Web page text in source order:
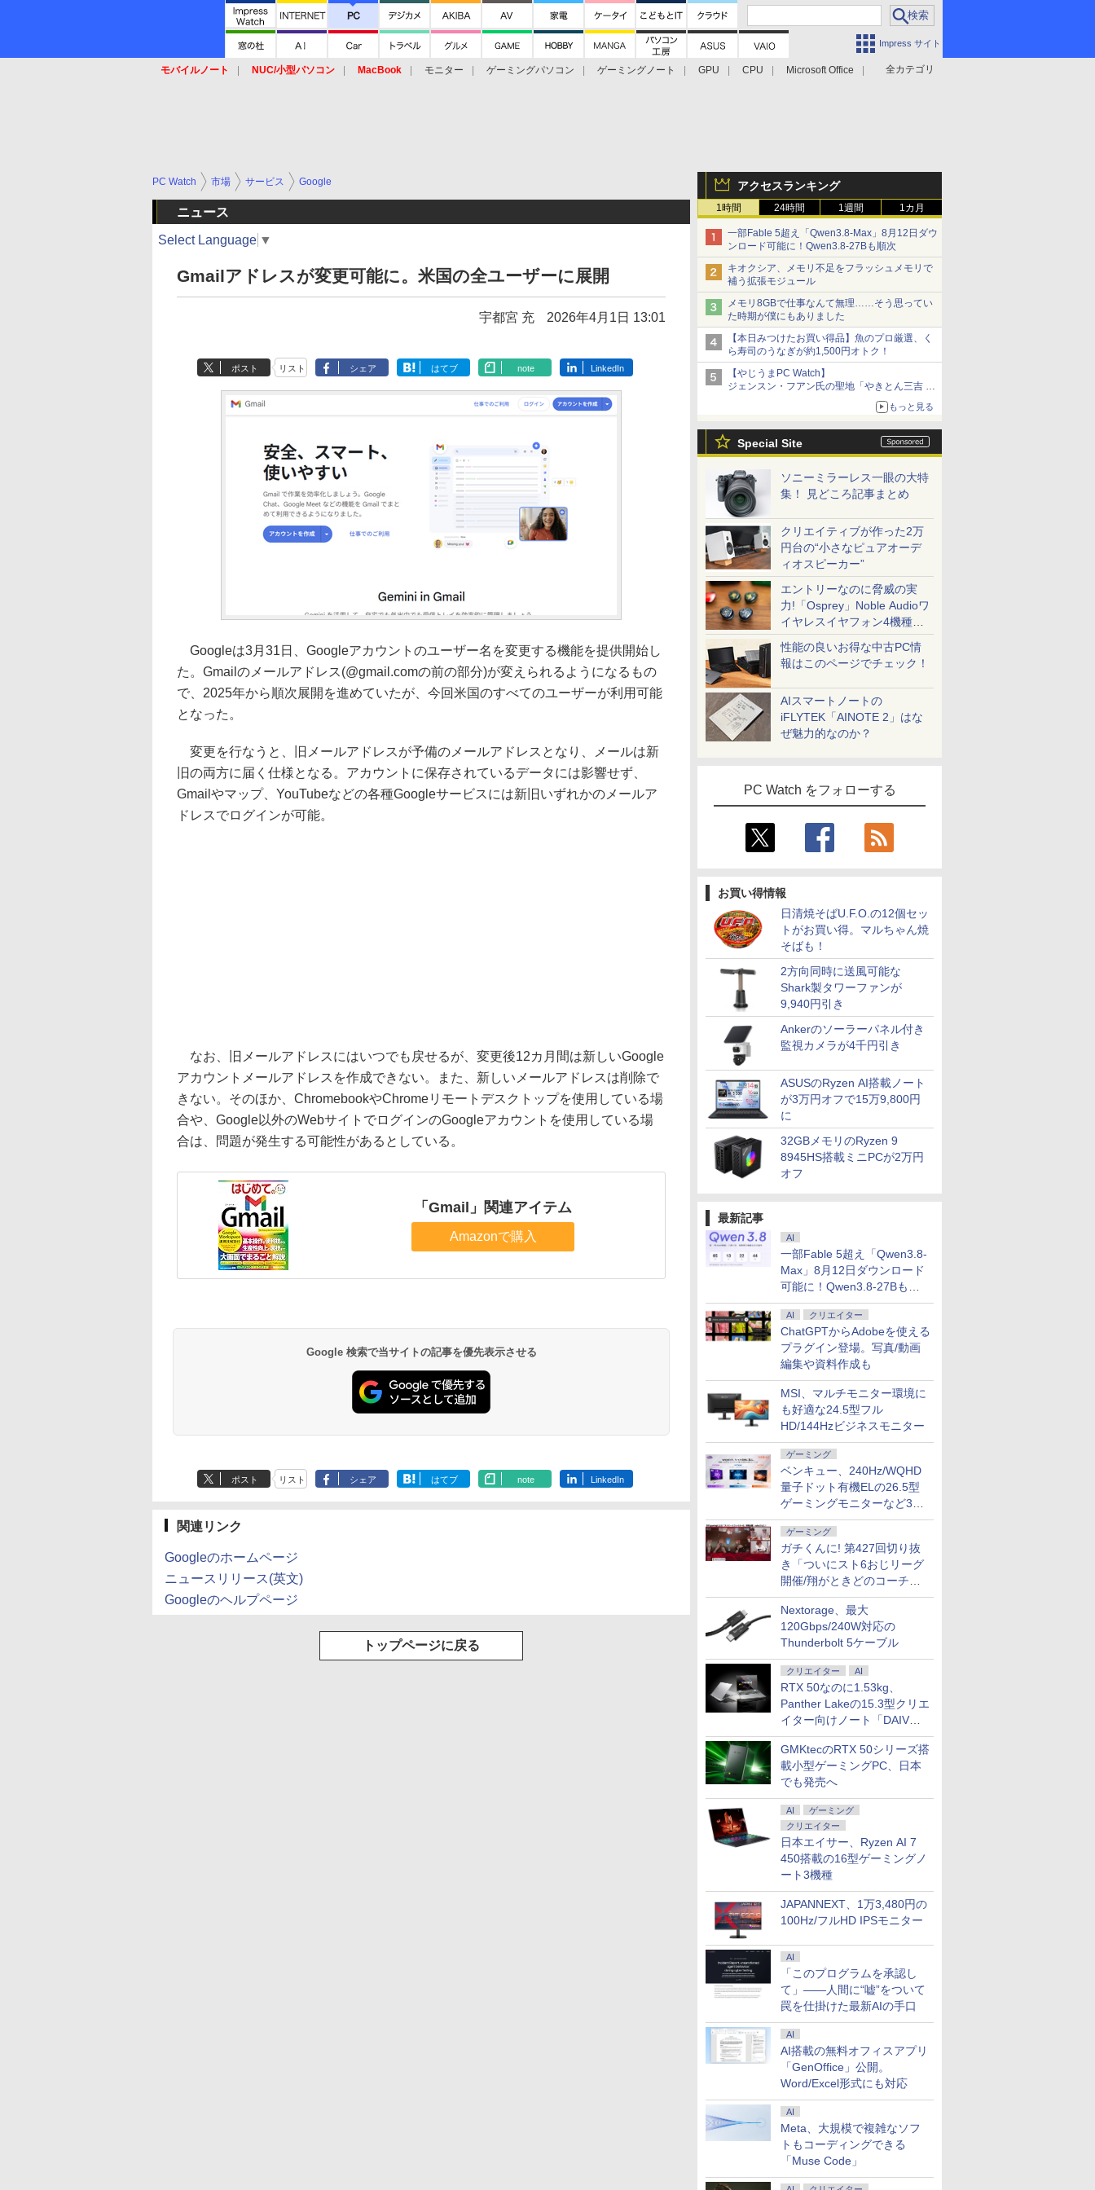
Impress サイト
全カテゴリ
モバイルノート NUC/小型パソコン MacBook モニター ゲーミングパソコン ゲーミングノート GPU CPU
Microsoft Office
アクセスランキング
1時間 24時間 1週間 1カ月
一部Fable 5超え「Qwen3.8-Max」8月12日ダウ
ンロード可能に！Qwen3.8-27Bも順次
キオクシア、メモリ不足をフラッシュメモリで
補う拡張モジュール
メモリ8GBで仕事なんて無理……そう思ってい
た時期が僕にもありました
【本日みつけたお買い得品】魚のプロ厳選、く
ら寿司のうなぎが約1,500円オトク！
【やじうまPC Watch】
ジェンスン・フアン氏の聖地「やきとん三吉 神
田北口店」で「ご来店記念コース」を娘と堪能
～コース名を変更したのはNVIDIAに怒られたか
もっと見る
Special Site
ソニーミラーレス一眼の大特
集！ 見どころ記事まとめ
クリエイティブが作った2万
円台の“小さなピュアオーデ
ィオスピーカー”
エントリーなのに脅威の実
力!「Osprey」Noble Audioワ
イヤレスイヤフォン4機種を
一気に聴く
性能の良いお得な中古PC情
報はこのページでチェック！
AIスマートノートの
iFLYTEK「AINOTE 2」はな
ぜ魅力的なのか？
PC Watch をフォローする
お買い得情報
日清焼そばU.F.O.の12個セッ
トがお買い得。マルちゃん焼
そばも！
2方向同時に送風可能な
Shark製タワーファンが
9,940円引き
Ankerのソーラーパネル付き
監視カメラが4千円引き
ASUSのRyzen AI搭載ノート
が3万円オフで15万9,800円
に
32GBメモリのRyzen 9
8945HS搭載ミニPCが2万円
オフ
最新記事
AI
一部Fable 5超え「Qwen3.8-
Max」8月12日ダウンロード
可能に！Qwen3.8-27Bも順
次
AI クリエイター
ChatGPTからAdobeを使える
プラグイン登場。写真/動画
編集や資料作成も
MSI、マルチモニター環境に
も好適な24.5型フル
HD/144Hzビジネスモニター
ゲーミング
ベンキュー、240Hz/WQHD
量子ドット有機ELの26.5型
ゲーミングモニターなど3機
種
ゲーミング
ガチくんに! 第427回切り抜
き「ついにスト6おじリーグ
開催/翔がときどのコーチ就
任など」
Nextorage、最大
120Gbps/240W対応の
Thunderbolt 5ケーブル
クリエイター AI
RTX 50なのに1.53kg、
Panther Lakeの15.3型クリエ
イター向けノート「DAIV
Z5」
GMKtecのRTX 50シリーズ搭
載小型ゲーミングPC、日本
でも発売へ
AI
ゲーミング
クリエイター
日本エイサー、Ryzen AI 7
450搭載の16型ゲーミングノ
ート3機種
JAPANNEXT、1万3,480円の
100Hz/フルHD IPSモニター
AI
「このプログラムを承認し
て」――人間に“嘘”をついて
罠を仕掛けた最新AIの手口
AI
AI搭載の無料オフィスアプリ
「GenOffice」公開。
Word/Excel形式にも対応
AI
Meta、大規模で複雑なソフ
トもコーディングできる
「Muse Code」
PC Watch 市場 サービス Google
ニュース
Select Language ▼
Gmailアドレスが変更可能に。米国の全ユーザーに展開
宇都宮 充 2026年4月1日 13:01
ポスト リスト シェア はてブ note LinkedIn
Googleは3月31日、Googleアカウントのユーザー名を変更する機能を提供開始し
た。Gmailのメールアドレス(@gmail.comの前の部分)が変えられるようになるもの
で、2025年から順次展開を進めていたが、今回米国のすべてのユーザーが利用可能
となった。
変更を行なうと、旧メールアドレスが予備のメールアドレスとなり、メールは新
旧の両方に届く仕様となる。アカウントに保存されているデータには影響せず、
Gmailやマップ、YouTubeなどの各種Googleサービスには新旧いずれかのメールア
ドレスでログインが可能。
なお、旧メールアドレスにはいつでも戻せるが、変更後12カ月間は新しいGoogle
アカウントメールアドレスを作成できない。また、新しいメールアドレスは削除で
きない。そのほか、ChromebookやChromeリモートデスクトップを使用している場
合や、Google以外のWebサイトでログインのGoogleアカウントを使用している場
合は、問題が発生する可能性があるとしている。
「Gmail」関連アイテム
Amazonで購入
Google 検索で当サイトの記事を優先表示させる
ポスト リスト シェア はてブ note LinkedIn
関連リンク
Googleのホームページ
ニュースリリース(英文)
Googleのヘルプページ
トップページに戻る